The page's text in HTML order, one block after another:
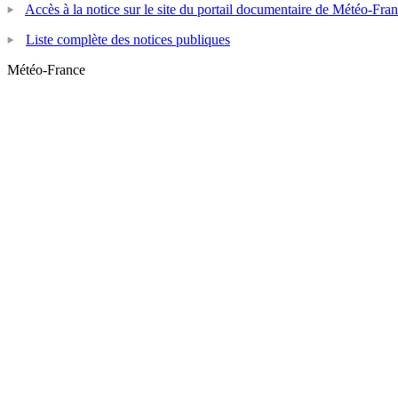
Accès à la notice sur le site du portail documentaire de Météo-
Liste complète des notices publiques
Météo-France